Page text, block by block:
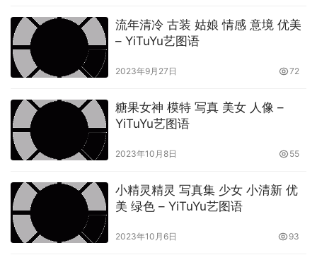
流年清冷 古装 姑娘 情感 意境 优美
– YiTuYu艺图语
2023年9月27日 72
糖果女神 模特 写真 美女 人像 –
YiTuYu艺图语
2023年10月8日 55
小精灵精灵 写真集 少女 小清新 优
美 绿色 – YiTuYu艺图语
2023年10月6日 93